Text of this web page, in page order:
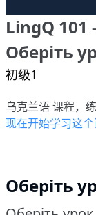
LingQ 101
Оберіть
初级1
乌克兰语 课程，
现在开始学习这
Оберіть